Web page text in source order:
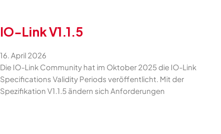
IO-Link V1.1.5
16. April 2026
Die IO-Link Community hat im Oktober 2025 die IO-Link
Specifications Validity Periods veröffentlicht. Mit der
Spezifikation V1.1.5 ändern sich Anforderungen